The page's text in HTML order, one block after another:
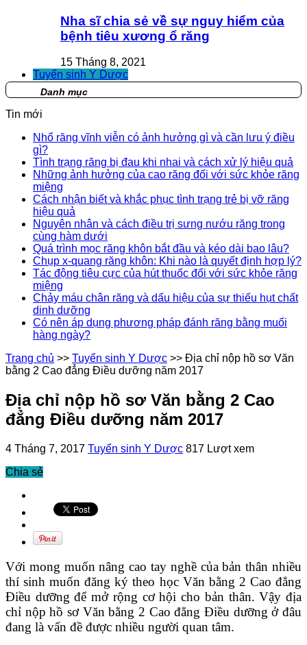
Nha sĩ chia sẻ về sự nguy hiểm của
bệnh tiêu xương ổ răng
15 Tháng 8, 2021
Tuyển sinh Y Dược
Danh mục
Tin mới
Nhổ răng vĩnh viễn có ảnh hưởng gì và cần lưu ý điều
gì?
Tình trạng răng bị đau khi nhai và cách xử lý hiệu quả
Những ảnh hưởng của cao răng đối với sức khỏe răng
miệng
Cách nhận biết và khắc phục tình trạng trẻ bị vỡ răng
hiệu quả
Nguyên nhân và cách điều trị sưng nướu răng trong
cùng hàm dưới
Quá trình mọc răng khôn bắt đầu và kéo dài bao lâu?
Chụp x-quang răng khôn: Khi nào là quyết định hợp lý?
Tác động tiêu cực của hút thuốc đối với sức khỏe răng
miệng
Chảy máu chân răng và dấu hiệu của sự thiếu hụt chất
dinh dưỡng
Có nên áp dụng phương pháp đánh răng bằng muối
hàng ngày?
Trang chủ >> Tuyển sinh Y Dược >> Địa chỉ nộp hồ sơ Văn
bằng 2 Cao đẳng Điều dưỡng năm 2017
Địa chỉ nộp hồ sơ Văn bằng 2 Cao
đẳng Điều dưỡng năm 2017
4 Tháng 7, 2017 Tuyển sinh Y Dược 817 Lượt xem
Chia sẻ
Với mong muốn nâng cao tay nghề của bản thân nhiều
thí sinh muốn đăng ký theo học Văn bằng 2 Cao đẳng
Điều dưỡng để mở rộng cơ hội cho bản thân. Vậy địa
chỉ nộp hồ sơ Văn bằng 2 Cao đẳng Điều dưỡng ở đâu
đang là vấn đề được nhiều người quan tâm.